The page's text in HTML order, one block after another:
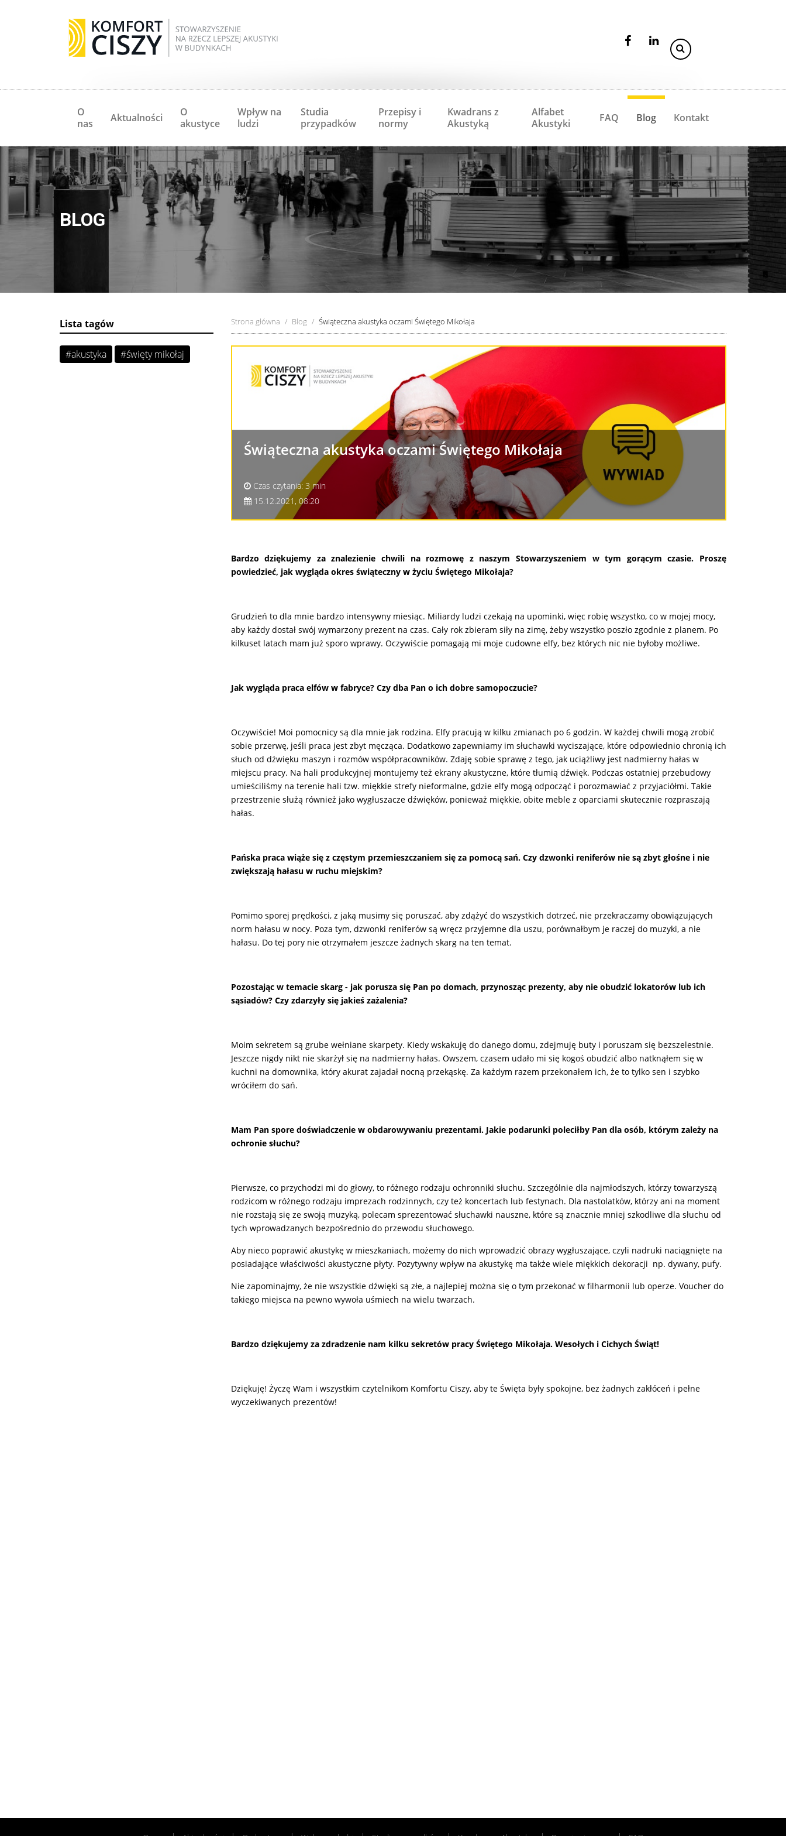
O
nas
Aktualności
O
akustyce
Wpływ na
ludzi
Studia
przypadków
Przepisy i
normy
Kwadrans z
Akustyką
Alfabet
Akustyki
FAQ Blog Kontakt
BLOG
Lista tagów
#akustyka #święty mikołaj
Strona główna Blog Świąteczna akustyka oczami Świętego Mikołaja
Świąteczna akustyka oczami Świętego Mikołaja
Czas czytania: 3 min
15.12.2021, 08:20
Bardzo dziękujemy za znalezienie chwili na rozmowę z naszym Stowarzyszeniem w tym gorącym czasie. Proszę
powiedzieć, jak wygląda okres świąteczny w życiu Świętego Mikołaja?
Grudzień to dla mnie bardzo intensywny miesiąc. Miliardy ludzi czekają na upominki, więc robię wszystko, co w mojej mocy,
aby każdy dostał swój wymarzony prezent na czas. Cały rok zbieram siły na zimę, żeby wszystko poszło zgodnie z planem. Po
kilkuset latach mam już sporo wprawy. Oczywiście pomagają mi moje cudowne elfy, bez których nic nie byłoby możliwe.
Jak wygląda praca elfów w fabryce? Czy dba Pan o ich dobre samopoczucie?
Oczywiście! Moi pomocnicy są dla mnie jak rodzina. Elfy pracują w kilku zmianach po 6 godzin. W każdej chwili mogą zrobić
sobie przerwę, jeśli praca jest zbyt męcząca. Dodatkowo zapewniamy im słuchawki wyciszające, które odpowiednio chronią ich
słuch od dźwięku maszyn i rozmów współpracowników. Zdaję sobie sprawę z tego, jak uciążliwy jest nadmierny hałas w
miejscu pracy. Na hali produkcyjnej montujemy też ekrany akustyczne, które tłumią dźwięk. Podczas ostatniej przebudowy
umieściliśmy na terenie hali tzw. miękkie strefy nieformalne, gdzie elfy mogą odpocząć i porozmawiać z przyjaciółmi. Takie
przestrzenie służą również jako wygłuszacze dźwięków, ponieważ miękkie, obite meble z oparciami skutecznie rozpraszają
hałas.
Pańska praca wiąże się z częstym przemieszczaniem się za pomocą sań. Czy dzwonki reniferów nie są zbyt głośne i nie
zwiększają hałasu w ruchu miejskim?
Pomimo sporej prędkości, z jaką musimy się poruszać, aby zdążyć do wszystkich dotrzeć, nie przekraczamy obowiązujących
norm hałasu w nocy. Poza tym, dzwonki reniferów są wręcz przyjemne dla uszu, porównałbym je raczej do muzyki, a nie
hałasu. Do tej pory nie otrzymałem jeszcze żadnych skarg na ten temat.
Pozostając w temacie skarg - jak porusza się Pan po domach, przynosząc prezenty, aby nie obudzić lokatorów lub ich
sąsiadów? Czy zdarzyły się jakieś zażalenia?
Moim sekretem są grube wełniane skarpety. Kiedy wskakuję do danego domu, zdejmuję buty i poruszam się bezszelestnie.
Jeszcze nigdy nikt nie skarżył się na nadmierny hałas. Owszem, czasem udało mi się kogoś obudzić albo natknąłem się w
kuchni na domownika, który akurat zajadał nocną przekąskę. Za każdym razem przekonałem ich, że to tylko sen i szybko
wróciłem do sań.
Mam Pan spore doświadczenie w obdarowywaniu prezentami. Jakie podarunki poleciłby Pan dla osób, którym zależy na
ochronie słuchu?
Pierwsze, co przychodzi mi do głowy, to różnego rodzaju ochronniki słuchu. Szczególnie dla najmłodszych, którzy towarzyszą
rodzicom w różnego rodzaju imprezach rodzinnych, czy też koncertach lub festynach. Dla nastolatków, którzy ani na moment
nie rozstają się ze swoją muzyką, polecam sprezentować słuchawki nauszne, które są znacznie mniej szkodliwe dla słuchu od
tych wprowadzanych bezpośrednio do przewodu słuchowego.
Aby nieco poprawić akustykę w mieszkaniach, możemy do nich wprowadzić obrazy wygłuszające, czyli nadruki naciągnięte na
posiadające właściwości akustyczne płyty. Pozytywny wpływ na akustykę ma także wiele miękkich dekoracji np. dywany, pufy.
Nie zapominajmy, że nie wszystkie dźwięki są złe, a najlepiej można się o tym przekonać w filharmonii lub operze. Voucher do
takiego miejsca na pewno wywoła uśmiech na wielu twarzach.
Bardzo dziękujemy za zdradzenie nam kilku sekretów pracy Świętego Mikołaja. Wesołych i Cichych Świąt!
Dziękuję! Życzę Wam i wszystkim czytelnikom Komfortu Ciszy, aby te Święta były spokojne, bez żadnych zakłóceń i pełne
wyczekiwanych prezentów!